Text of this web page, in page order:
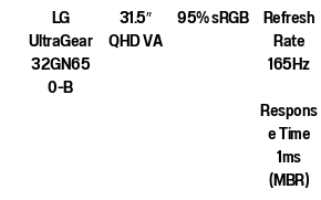
LG
UltraGear
32GN65
0-B
31.5″
QHD VA
95% sRGB Refresh
Rate
165Hz
Respons
e Time
1ms
(MBR)